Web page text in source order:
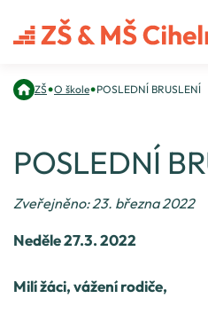
ZŠ•O škole•POSLEDNÍ BRUSLENÍ
POSLEDNÍ
Zveřejněno: 23. března 2022
Neděle 27.3. 2022
Milí žáci, vážení rodiče,